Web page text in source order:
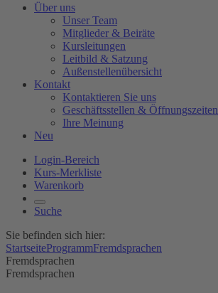
Über uns
Unser Team
Mitglieder & Beiräte
Kursleitungen
Leitbild & Satzung
Außenstellenübersicht
Kontakt
Kontaktieren Sie uns
Geschäftsstellen & Öffnungszeiten
Ihre Meinung
Neu
Login-Bereich
Kurs-Merkliste
Warenkorb
Suche
Sie befinden sich hier:
StartseiteProgrammFremdsprachen
Fremdsprachen
Fremdsprachen